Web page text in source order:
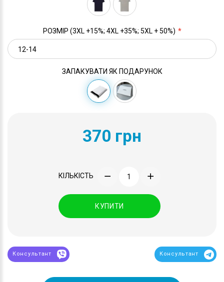
РОЗМІР (3XL +15%; 4XL +35%; 5XL + 50%)
ЗАПАКУВАТИ ЯК ПОДАРУНОК
370 грн
КІЛЬКІСТЬ
КУПИТИ
Консультант Консультант